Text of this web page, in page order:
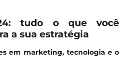
tudo o que você
a sua estratégia
em marketing, tecnologia e o